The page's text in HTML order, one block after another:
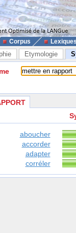
Corpus
Etymologie
aboucher
accorder
adapter
corréler